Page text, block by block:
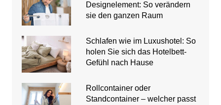
Designelement: So verändern
sie den ganzen Raum
Schlafen wie im Luxushotel: So
holen Sie sich das Hotelbett-
Gefühl nach Hause
Rollcontainer oder
Standcontainer – welcher passt